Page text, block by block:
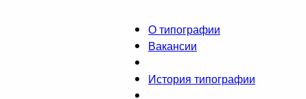
О типографии
Вакансии
История типографии